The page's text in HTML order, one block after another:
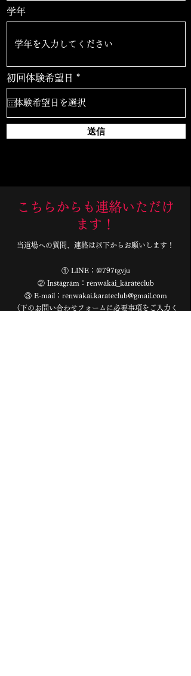
学年
初回体験希望日 *r
e
q
u
i
r
送信
こちらからも連絡いただけ
ます！
当道場への質問、連絡は以下からお願いします！
① LINE：@797tgvju
② Instagram：renwakai_karateclub
③ E-mail： renwakai.karateclub@gmail.com
（下のお問い合わせフォームに必要事項をご入力く